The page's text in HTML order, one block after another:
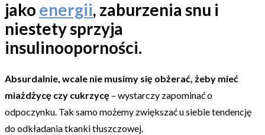
jako energii, zaburzenia snu i
niestety sprzyja
insulinooporności.
Absurdalnie, wcale nie musimy się obżerać, żeby mieć
miażdżycę czy cukrzycę – wystarczy zapominać o
odpoczynku. Tak samo możemy zwiększać u siebie tendencję
do odkładania tkanki tłuszczowej.